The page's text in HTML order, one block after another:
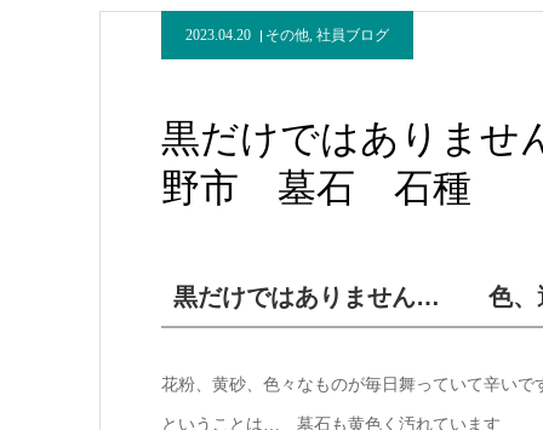
2023.04.20 その他, 社員ブログ
黒だけではありま
野市 墓石 石種
黒だけではありません… 色、
花粉、黄砂、色々なものが毎日舞っていて辛いで
ということは… 墓石も黄色く汚れています